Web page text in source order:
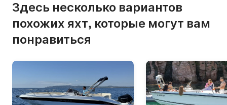
Здесь несколько вариантов
похожих яхт, которые могут вам
понравиться